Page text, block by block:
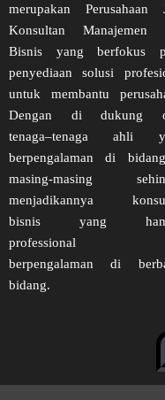
merupakan Perusahaan
Konsultan Manajemen
Bisnis yang berfokus
penyediaan solusi
untuk membantu
Dengan di dukung
tenaga–tenaga ahli
berpengalaman di
masing-masing
menjadikannya
bisnis yang
professional
berpengalaman di
bidang.